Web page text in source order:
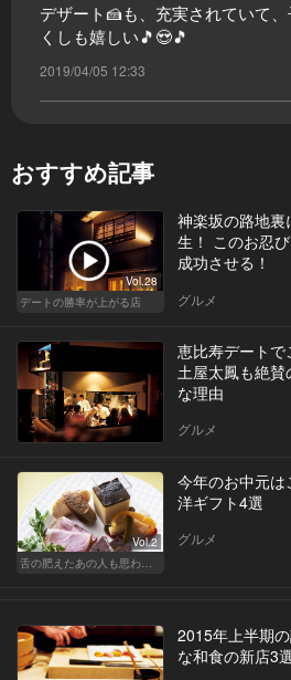
デザート🍰も、充実されていて
くしも嬉しい🎵😍🎵
2019/04/05 12:33
おすすめ記事
Vol.28
デートの勝率が上がる店
神楽坂の路地
生！ このお忍
成功させる！
グルメ
恵比寿デートで
土屋太鳳も絶
な理由
グルメ
Vol.2
舌の肥えたあの人も思わず舌鼓!?厳選お中元
今年のお中元は
洋ギフト4選
グルメ
2015年上半期
な和食の新店3